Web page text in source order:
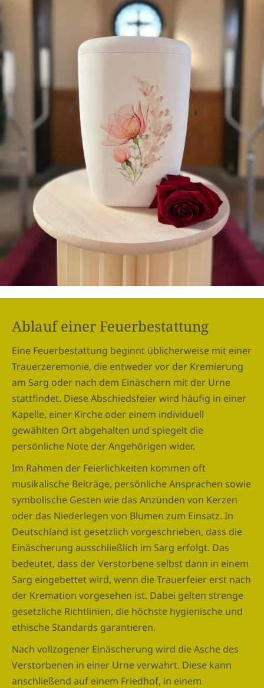
Ablauf einer Feuerbestattung
Eine Feuerbestattung beginnt üblicherweise mit einer
Trauerzeremonie, die entweder vor der Kremierung
am Sarg oder nach dem Einäschern mit der Urne
stattfindet. Diese Abschiedsfeier wird häufig in einer
Kapelle, einer Kirche oder einem individuell
gewählten Ort abgehalten und spiegelt die
persönliche Note der Angehörigen wider.
Im Rahmen der Feierlichkeiten kommen oft
musikalische Beiträge, persönliche Ansprachen sowie
symbolische Gesten wie das Anzünden von Kerzen
oder das Niederlegen von Blumen zum Einsatz. In
Deutschland ist gesetzlich vorgeschrieben, dass die
Einäscherung ausschließlich im Sarg erfolgt. Das
bedeutet, dass der Verstorbene selbst dann in einem
Sarg eingebettet wird, wenn die Trauerfeier erst nach
der Kremation vorgesehen ist. Dabei gelten strenge
gesetzliche Richtlinien, die höchste hygienische und
ethische Standards garantieren.
Nach vollzogener Einäscherung wird die Asche des
Verstorbenen in einer Urne verwahrt. Diese kann
anschließend auf einem Friedhof, in einem